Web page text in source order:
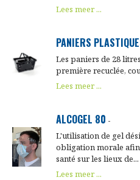
Lees meer ...
PANIERS
Les paniers de 28
première recuclée,
Lees meer ...
ALCOGEL 80 -
L'utilisation de gel
obligation morale
santé sur les lieux de...
Lees meer ...